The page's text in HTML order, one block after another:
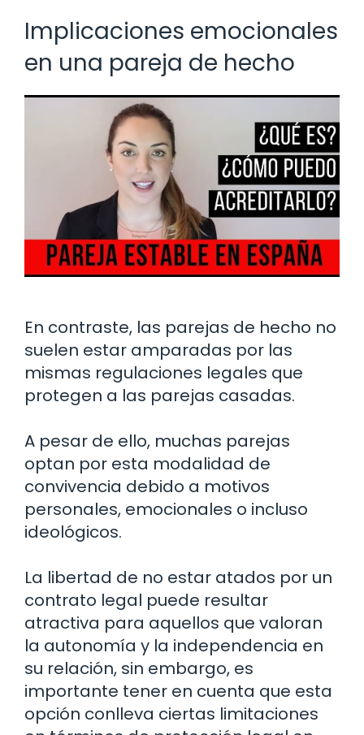
Implicaciones emocionales
en una pareja de hecho
En contraste, las parejas de hecho no
suelen estar amparadas por las
mismas regulaciones legales que
protegen a las parejas casadas.
A pesar de ello, muchas parejas
optan por esta modalidad de
convivencia debido a motivos
personales, emocionales o incluso
ideológicos.
La libertad de no estar atados por un
contrato legal puede resultar
atractiva para aquellos que valoran
la autonomía y la independencia en
su relación, sin embargo, es
importante tener en cuenta que esta
opción conlleva ciertas limitaciones